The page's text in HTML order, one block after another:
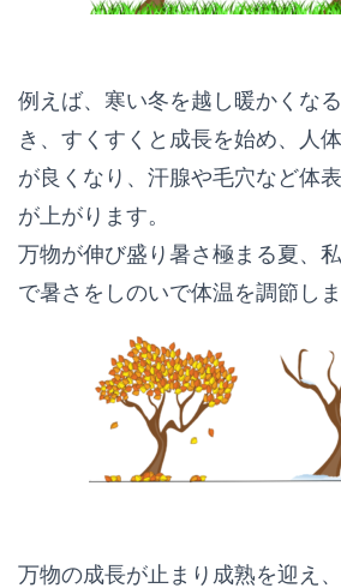
例えば、寒い冬を越し暖かくな
き、すくすくと成長を始め、人
が良くなり、汗腺や毛穴など体
が上がります。
万物が伸び盛り暑さ極まる夏、
で暑さをしのいで体温を調節しま
万物の成長が止まり成熟を迎え